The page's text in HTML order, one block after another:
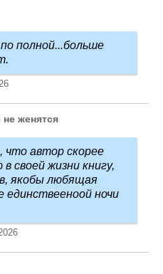
полной...больше
женятся
что автор скорее
своей жизни книгу,
якобы любящая
единствееноой ночи